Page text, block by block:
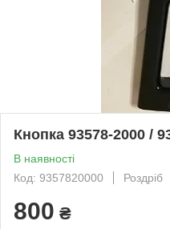
Кнопка 93578-2000 /
В наявності
Код: 9357820000
Роздріб
800 ₴